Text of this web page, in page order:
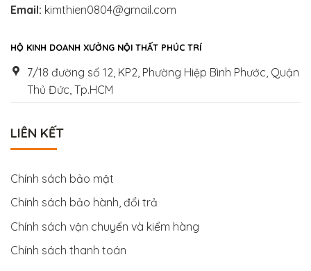
Email: kimthien0804@gmail.com
HỘ KINH DOANH XƯỞNG NỘI THẤT PHÚC TRÍ
7/18 đường số 12, KP2, Phường Hiệp Bình Phước, Quận
Thủ Đức, Tp.HCM
LIÊN KẾT
Chính sách bảo mật
Chính sách bảo hành, đổi trả
Chính sách vận chuyển và kiểm hàng
Chính sách thanh toán